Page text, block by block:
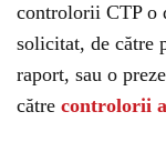
controlorii CTP o
solicitat, de către
raport, sau o
către controlorii